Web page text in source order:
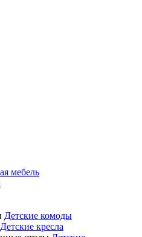
мебель
Детские комоды
Детские кресла